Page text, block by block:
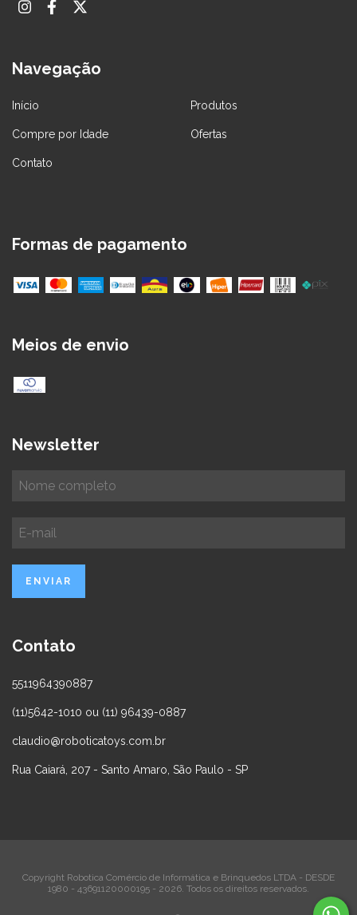
Navegação
Início Produtos
Compre por Idade Ofertas
Contato
Formas de pagamento
Meios de envio
Newsletter
Contato
5511964390887
(11)5642-1010 ou (11) 96439-0887
claudio@roboticatoys.com.br
Rua Caiará, 207 - Santo Amaro, São Paulo - SP
Copyright Robotica Comércio de Informática e Brinquedos LTDA - DESDE
1980 - 43691120000195 - 2026. Todos os direitos reservados.